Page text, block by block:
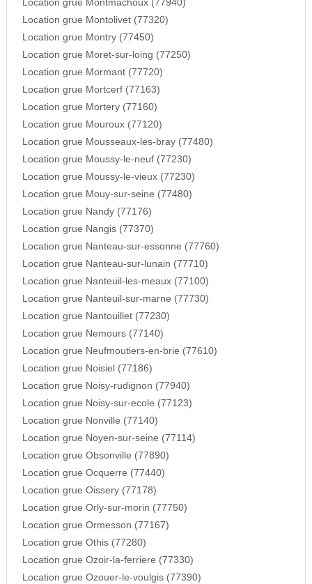
Location grue Montmachoux (77940)
Location grue Montolivet (77320)
Location grue Montry (77450)
Location grue Moret-sur-loing (77250)
Location grue Mormant (77720)
Location grue Mortcerf (77163)
Location grue Mortery (77160)
Location grue Mouroux (77120)
Location grue Mousseaux-les-bray (77480)
Location grue Moussy-le-neuf (77230)
Location grue Moussy-le-vieux (77230)
Location grue Mouy-sur-seine (77480)
Location grue Nandy (77176)
Location grue Nangis (77370)
Location grue Nanteau-sur-essonne (77760)
Location grue Nanteau-sur-lunain (77710)
Location grue Nanteuil-les-meaux (77100)
Location grue Nanteuil-sur-marne (77730)
Location grue Nantouillet (77230)
Location grue Nemours (77140)
Location grue Neufmoutiers-en-brie (77610)
Location grue Noisiel (77186)
Location grue Noisy-rudignon (77940)
Location grue Noisy-sur-ecole (77123)
Location grue Nonville (77140)
Location grue Noyen-sur-seine (77114)
Location grue Obsonville (77890)
Location grue Ocquerre (77440)
Location grue Oissery (77178)
Location grue Orly-sur-morin (77750)
Location grue Ormesson (77167)
Location grue Othis (77280)
Location grue Ozoir-la-ferriere (77330)
Location grue Ozouer-le-voulgis (77390)